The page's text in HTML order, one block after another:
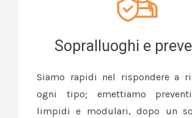
Sopralluoghi e
Siamo rapidi nel rispondere a
ogni tipo; emettiamo
limpidi e modulari, dopo un